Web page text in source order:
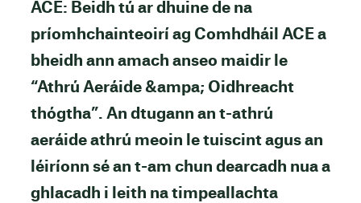
ACE: Beidh tú ar dhuine de na
príomhchainteoirí ag Comhdháil ACE a
bheidh ann amach anseo maidir le
“Athrú Aeráide &ampa; Oidhreacht
thógtha”. An dtugann an t-athrú
aeráide athrú meoin le tuiscint agus an
léiríonn sé an t-am chun dearcadh nua a
ghlacadh i leith na timpeallachta